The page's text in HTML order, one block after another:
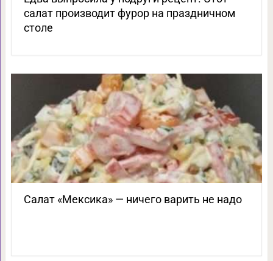
салат производит фурор на праздничном
столе
Салат «Мексика» — ничего варить не надо